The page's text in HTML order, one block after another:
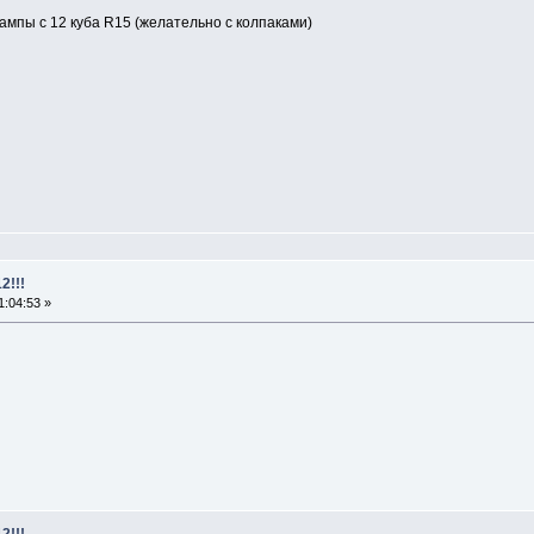
с 12 куба R15 (желательно с колпаками)
»